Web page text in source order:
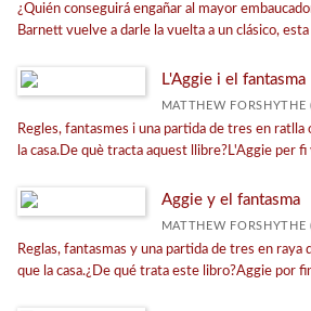
Biografía
Narrativa juvenil
Informativo
Música
Libro de texto
Narrativa infantil
¿Quién conseguirá engañar al mayor
Barnett vuelve a darle la vuelta a un clásico,
L'Aggie i el fantasma
MATTHEW FORSHYTHE
Regles, fantasmes i una partida de tres en
la casa.De què tracta aquest llibre?L'Aggie per fi
Aggie y el fantasma
MATTHEW FORSHYTHE
Reglas, fantasmas y una partida de tres en raya
que la casa.¿De qué trata este libro?Aggie por